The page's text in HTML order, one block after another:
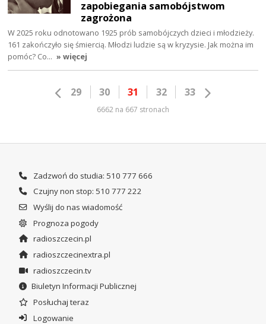
zapobiegania samobójstwom
zagrożona
W 2025 roku odnotowano 1925 prób samobójczych dzieci i młodzieży.
161 zakończyło się śmiercią. Młodzi ludzie są w kryzysie. Jak można im
pomóc? Co… » więcej
29 30 31 32 33
6662 na 667 stronach
Zadzwoń do studia: 510 777 666
Czujny non stop: 510 777 222
Wyślij do nas wiadomość
Prognoza pogody
radioszczecin.pl
radioszczecinextra.pl
radioszczecin.tv
Biuletyn Informacji Publicznej
Posłuchaj teraz
Logowanie